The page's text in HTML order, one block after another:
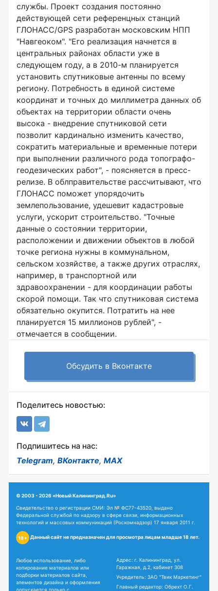
службы. Проект создания постоянно
действующей сети референцных станций
ГЛОНАСС/GPS разработан московским НПП
"Навгеоком". "Его реализация начнется в
центральных районах области уже в
следующем году, а в 2010-м планируется
установить спутниковые антенны по всему
региону. Потребность в единой системе
координат и точных до миллиметра данных об
объектах на территории области очень
высока - внедрение спутниковой сети
позволит кардинально изменить качество,
сократить материальные и временные потери
при выполнении различного рода топографо-
геодезических работ", - поясняется в пресс-
релизе. В облправительстве рассчитывают, что
ГЛОНАСС поможет упорядочить
землепользование, удешевит кадастровые
услуги, ускорит строительство. "Точные
данные о состоянии территории,
расположении и движении объектов в любой
точке региона нужны в коммунальном,
сельском хозяйстве, а также других отраслях,
например, в транспортной или
здравоохранении - для координации работы
скорой помощи. Так что спутниковая система
обязательно окупится. Потратить на нее
планируется 15 миллионов рублей", -
отмечается в сообщении.
Обсудить в Вконтакте
Поделитесь новостью:
Подпишитесь на нас:
Telegram, ВКонтакте, MAX
© 2003 - 2026 «Новый Калининград.Ru»
Свидетельство о регистрации СМИ: Эл № ФС77-43520, выдано
Федеральной службой по надзору в сфере связи, информационных
технологий и массовых коммуникаций (Роскомнадзор) 17 января 2011 г.
18+ Данный сайт не предназначен для просмотра лицам младше 18 лет.
Любое использование, либо
копирование материалов или
подборки материалов сайта,
элементов дизайна и оформления
допускается только с
Адрес: г. Калининград, ул.
Гаражная, д.2, кабинет 308
Учредитель: ЗАО "Твик Маркетинг"
Главный редактор: Обрехт О.Г.